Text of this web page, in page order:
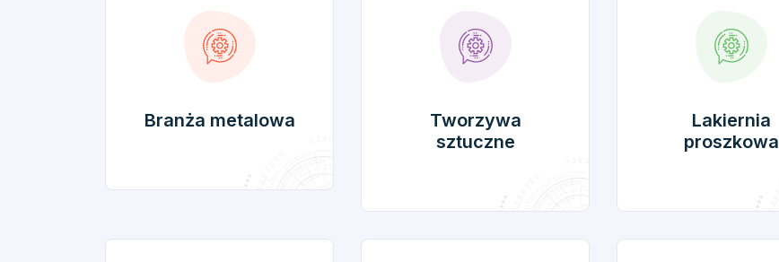
Branża metalowa
Tworzywa
sztuczne
Lakiernia
proszkowa